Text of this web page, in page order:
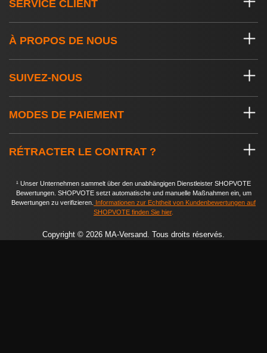
SERVICE CLIENT
À PROPOS DE NOUS
SUIVEZ-NOUS
MODES DE PAIEMENT
RÉTRACTER LE CONTRAT ?
¹ Unser Unternehmen sammelt über den unabhängigen Dienstleister SHOPVOTE
Bewertungen. SHOPVOTE setzt automatische und manuelle Maßnahmen ein, um
Bewertungen zu verifizieren. Informationen zur Echtheit von Kundenbewertungen auf
SHOPVOTE finden Sie hier.
Copyright © 2026 MA-Versand. Tous droits réservés.